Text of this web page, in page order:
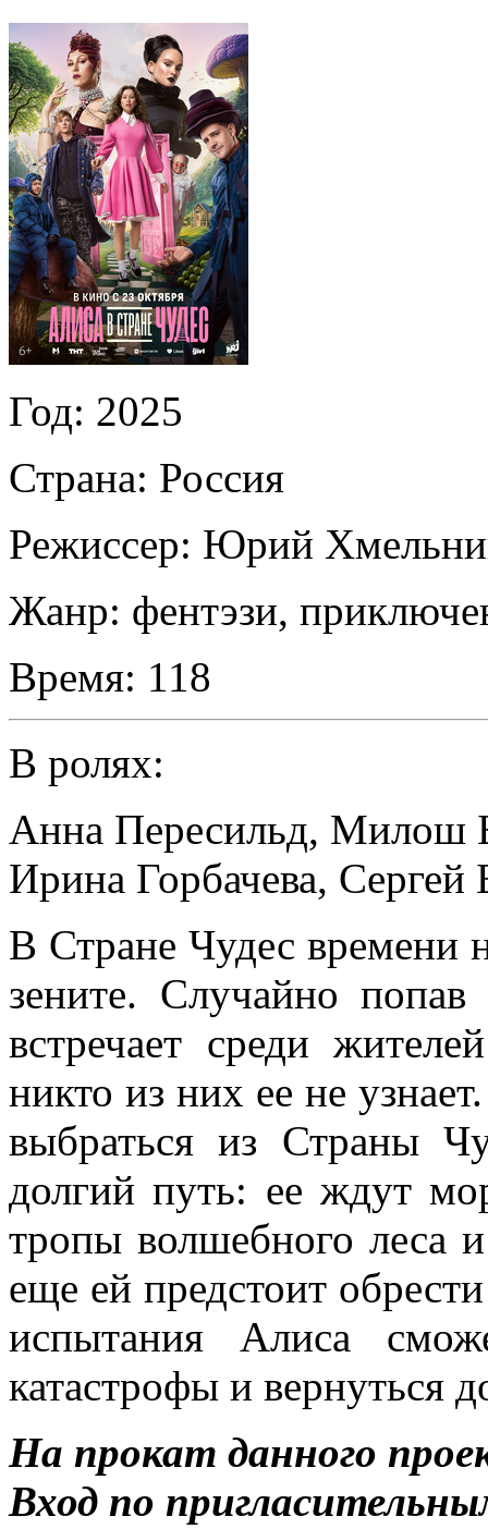
Год: 2025
Страна: Россия
Режиссер: Юрий
Жанр: фентэзи,
Время: 118
В ролях:
Анна Пересильд, Милош
Ирина Горбачева, Сергей
В Стране Чудес времени
зените. Случайно попав
встречает среди
никто из них ее не
выбраться из Страны
долгий путь: ее ждут
тропы волшебного леса
еще ей предстоит
испытания Алиса
катастрофы и вернуться
На прокат данного
Вход по